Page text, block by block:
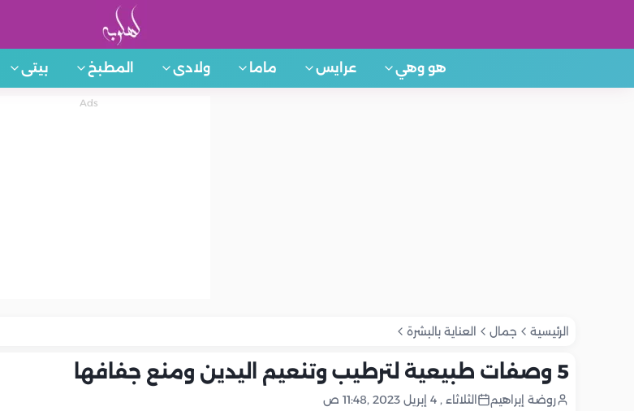
هو وهي عرايس ماما ولادى المطبخ بيتى
الرئيسية جمال العناية بالبشرة
5 وصفات طبيعية لترطيب وتنعيم اليدين ومنع جفافها
روضة إبراهيم الثلاثاء , 4 إبريل 2023 ,11:48 ص